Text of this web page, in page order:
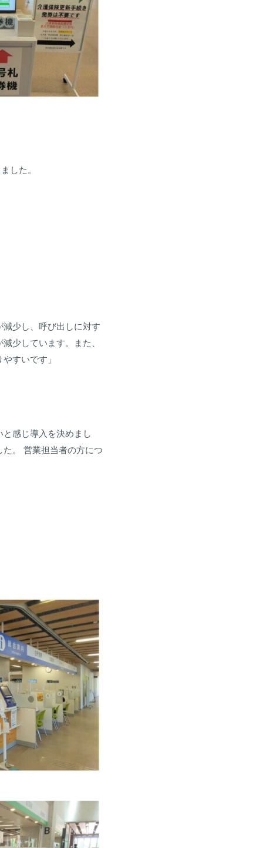
した。
少し、呼び出しに対す
少しています。また、
すいです」
感じ導入を決めまし
。 営業担当者の方につ